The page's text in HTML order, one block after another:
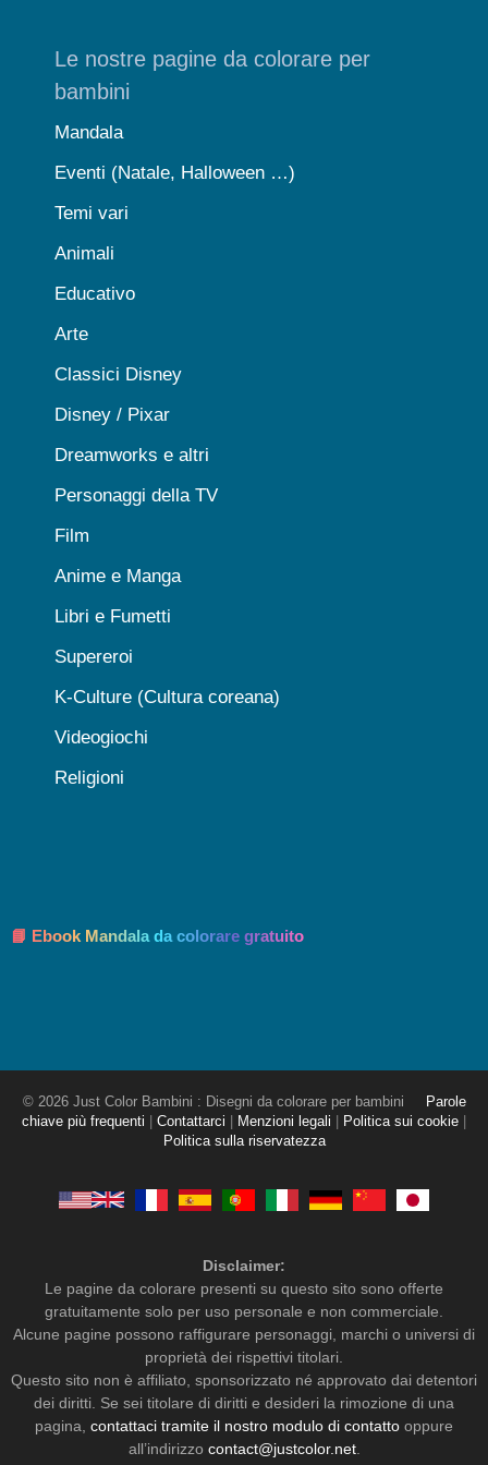
Le nostre pagine da colorare per
bambini
Mandala
Eventi (Natale, Halloween …)
Temi vari
Animali
Educativo
Arte
Classici Disney
Disney / Pixar
Dreamworks e altri
Personaggi della TV
Film
Anime e Manga
Libri e Fumetti
Supereroi
K-Culture (Cultura coreana)
Videogiochi
Religioni
📘 Ebook Mandala da colorare gratuito
© 2026 Just Color Bambini : Disegni da colorare per bambini
Parole
chiave più frequenti
Contattarci Menzioni legali Politica sui cookie
Politica sulla riservatezza
Disclaimer:
Le pagine da colorare presenti su questo sito sono offerte
gratuitamente solo per uso personale e non commerciale.
Alcune pagine possono raffigurare personaggi, marchi o universi di
proprietà dei rispettivi titolari.
Questo sito non è affiliato, sponsorizzato né approvato dai detentori
dei diritti. Se sei titolare di diritti e desideri la rimozione di una
pagina, contattaci tramite il nostro modulo di contatto oppure
all’indirizzo contact@justcolor.net.